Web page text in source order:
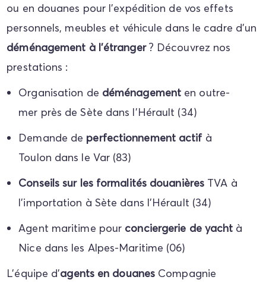
ou en douanes pour l'expédition de vos effets
personnels, meubles et véhicule dans le cadre d'un
déménagement à l'étranger? Découvrez nos
prestations :
Organisation de déménagement en outre-
mer près de Sète dans l'Hérault (34)
Demande de perfectionnement actif à
Toulon dans le Var (83)
Conseils sur les formalités douanières TVA à
l'importation à Sète dans l'Hérault (34)
Agent maritime pour conciergerie de yacht à
Nice dans les Alpes-Maritime (06)
L'équipe d'agents en douanes Compagnie